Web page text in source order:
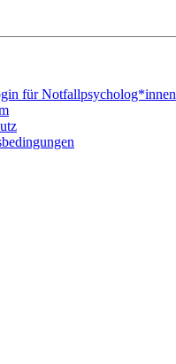
für Notfallpsycholog*innen